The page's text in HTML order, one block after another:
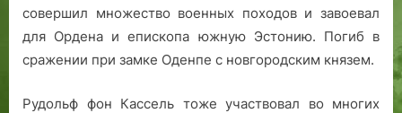
совершил множество военных походов и завоевал
для Ордена и епископа южную Эстонию. Погиб в
сражении при замке Оденпе с новгородским князем.
Рудольф фон Кассель тоже участвовал во многих